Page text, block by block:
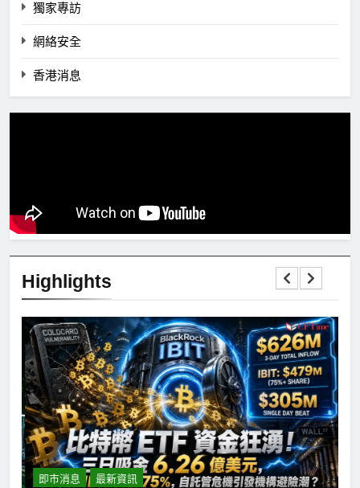
獨家專訪
網絡安全
香港消息
Highlights
即市消息 最新資訊